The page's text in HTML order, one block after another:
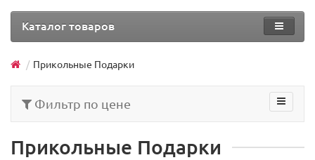
Каталог товаров
Прикольные Подарки
Фильтр по цене
Прикольные Подарки